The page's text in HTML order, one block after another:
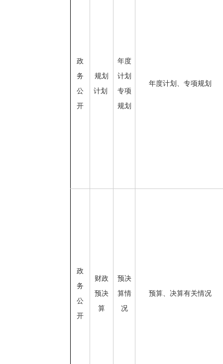
政
务
公
开
规划
计划
年度
计划
专项
规划
年度计划、专项规划
政
务
公
开
财政
预决
算
预决
算情
况
预算、决算有关情况